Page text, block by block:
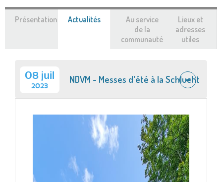
Présentation Actualités
Au service
de la
communauté
Lieux et
adresses
utiles
08 juil
2023
NDVM - Messes d'été à la Schlucht